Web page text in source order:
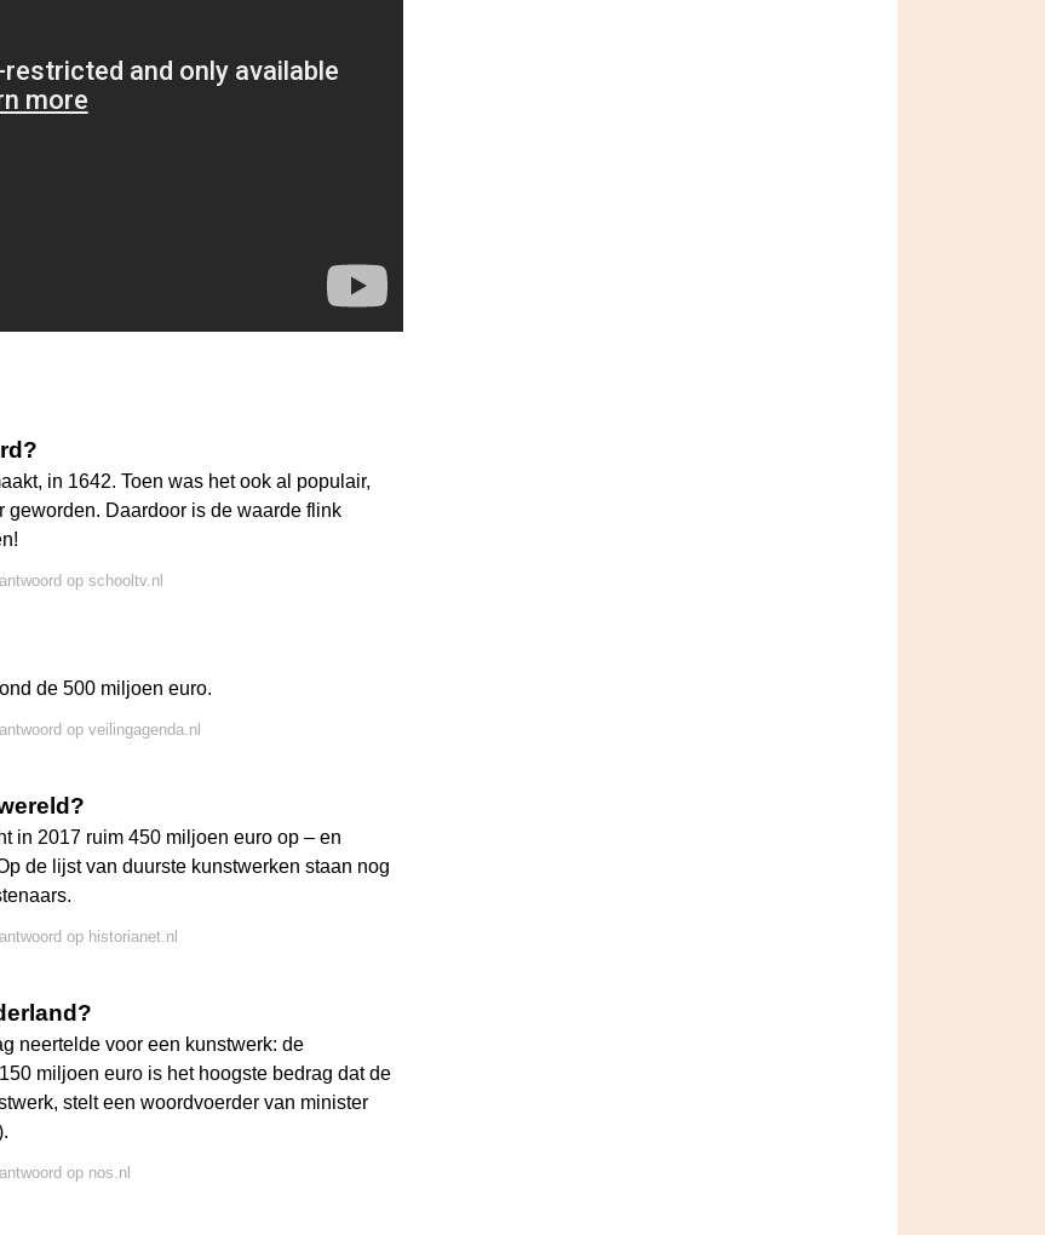
in 1642. Toen was het ook al populair,
geworden. Daardoor is de waarde flink
op schooltv.nl
de 500 miljoen euro.
op veilingagenda.nl
in 2017 ruim 450 miljoen euro op – en
de lijst van duurste kunstwerken staan nog
op historianet.nl
neertelde voor een kunstwerk: de
miljoen euro is het hoogste bedrag dat de
stelt een woordvoerder van minister
op nos.nl